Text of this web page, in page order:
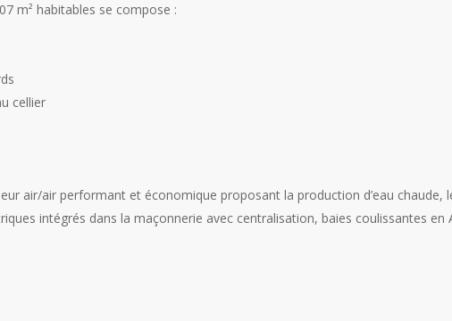
m² habitables se compose :
cellier
air/air performant et économique proposant la production d’eau
intégrés dans la maçonnerie avec centralisation, baies coulissantes en